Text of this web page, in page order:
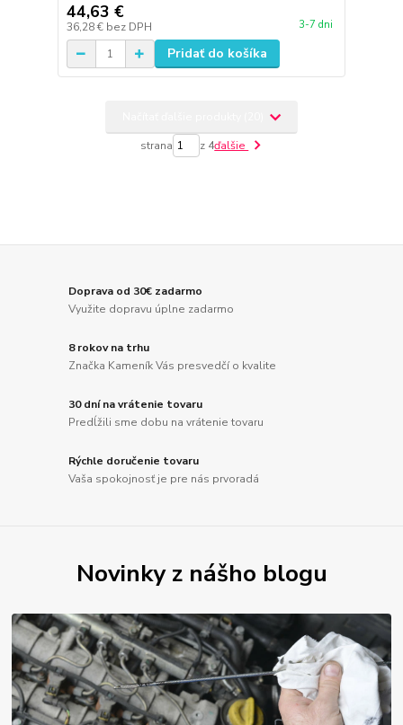
44,63 €
36,28 € bez DPH 3-7 dni
Pridať do košíka
strana z 4ďalšie
Doprava od 30€ zadarmo
Využite dopravu úplne zadarmo
8 rokov na trhu
Značka Kameník Vás presvedčí o kvalite
30 dní na vrátenie tovaru
Predĺžili sme dobu na vrátenie tovaru
Rýchle doručenie tovaru
Vaša spokojnosť je pre nás prvoradá
Novinky z nášho blogu